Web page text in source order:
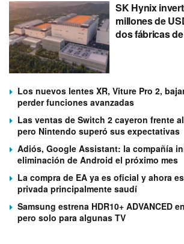
SK Hynix
millones de
dos fábricas
Los nuevos lentes XR, Viture Pro 2,
perder funciones avanzadas
Las ventas de Switch 2 cayeron frente
pero Nintendo superó sus expectativas
Adiós, Google Assistant: la compañía
eliminación de Android el próximo mes
La compra de EA ya es oficial y ahora
privada principalmente saudí
Samsung estrena HDR10+ ADVANCED
pero solo para algunas TV